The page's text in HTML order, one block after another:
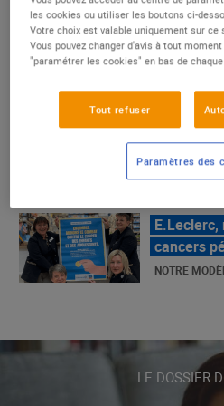
un succès
NOTRE
cancers
LE
SES
NOTRE
«
LE DOSSIER
les cookies ou utiliser les boutons ci-
Votre choix est valable uniquement sur ce
Vous pouvez changer d'avis à tout
"paramétrer les cookies" en bas de
Tout refuser
Paramètres des